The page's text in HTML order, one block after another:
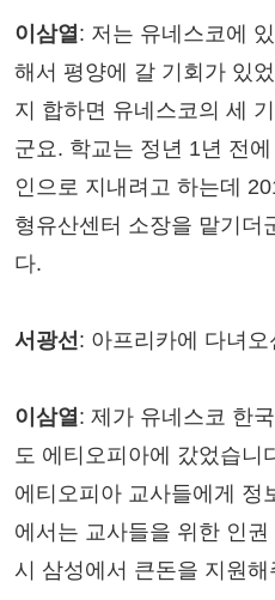
이삼열: 저는 유네스코에
해서 평양에 갈 기회가 있
지 합하면 유네스코의 세
군요. 학교는 정년 1년 전
인으로 지내려고 하는데
형유산센터 소장을 맡기더
다.
서광선: 아프리카에 다녀
이삼열: 제가 유네스코 한
도 에티오피아에 갔었습니
에티오피아 교사들에게 정
에서는 교사들을 위한 인
시 삼성에서 큰돈을 지원해